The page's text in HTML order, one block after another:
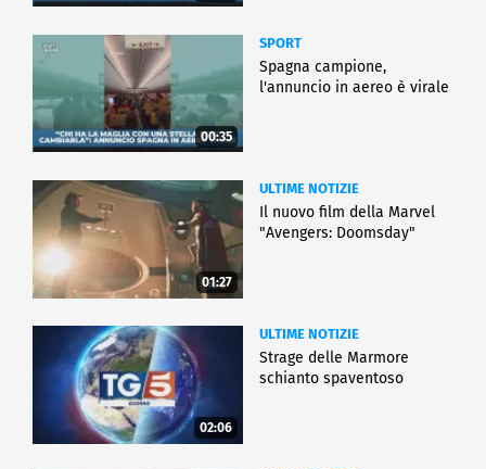
00:35
SPORT
Spagna campione,
l'annuncio in aereo è virale
01:27
ULTIME NOTIZIE
Il nuovo film della Marvel
"Avengers: Doomsday"
02:06
ULTIME NOTIZIE
Strage delle Marmore
schianto spaventoso